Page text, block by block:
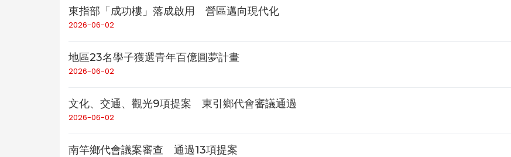
東指部「成功樓」落成啟用 營區邁向現代化
2026-06-02
地區23名學子獲選青年百億圓夢計畫
2026-06-02
文化、交通、觀光9項提案 東引鄉代會審議通過
2026-06-02
南竿鄉代會議案審查 通過13項提案